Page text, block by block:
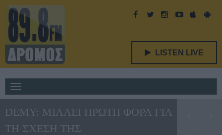
LISTEN LIVE
navigation
DEMY: ΜΙΛΑΕΙ ΠΡΩΤΗ ΦΟΡΑ ΓΙΑ
ΤΗ ΣΧΕΣΗ ΤΗΣ